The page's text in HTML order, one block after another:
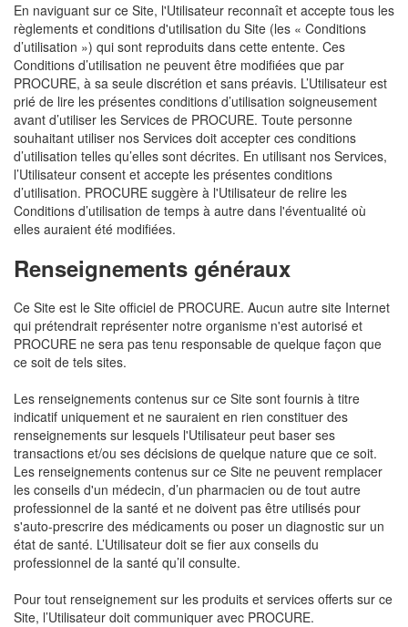
En naviguant sur ce Site, l'Utilisateur reconnaît et accepte tous les
règlements et conditions d'utilisation du Site (les « Conditions
d’utilisation ») qui sont reproduits dans cette entente. Ces
Conditions d’utilisation ne peuvent être modifiées que par
PROCURE, à sa seule discrétion et sans préavis. L’Utilisateur est
prié de lire les présentes conditions d’utilisation soigneusement
avant d’utiliser les Services de PROCURE. Toute personne
souhaitant utiliser nos Services doit accepter ces conditions
d’utilisation telles qu’elles sont décrites. En utilisant nos Services,
l’Utilisateur consent et accepte les présentes conditions
d’utilisation. PROCURE suggère à l'Utilisateur de relire les
Conditions d’utilisation de temps à autre dans l'éventualité où
elles auraient été modifiées.
Renseignements généraux
Ce Site est le Site officiel de PROCURE. Aucun autre site Internet
qui prétendrait représenter notre organisme n'est autorisé et
PROCURE ne sera pas tenu responsable de quelque façon que
ce soit de tels sites.
Les renseignements contenus sur ce Site sont fournis à titre
indicatif uniquement et ne sauraient en rien constituer des
renseignements sur lesquels l'Utilisateur peut baser ses
transactions et/ou ses décisions de quelque nature que ce soit.
Les renseignements contenus sur ce Site ne peuvent remplacer
les conseils d'un médecin, d’un pharmacien ou de tout autre
professionnel de la santé et ne doivent pas être utilisés pour
s'auto-prescrire des médicaments ou poser un diagnostic sur un
état de santé. L’Utilisateur doit se fier aux conseils du
professionnel de la santé qu’il consulte.
Pour tout renseignement sur les produits et services offerts sur ce
Site, l’Utilisateur doit communiquer avec PROCURE.